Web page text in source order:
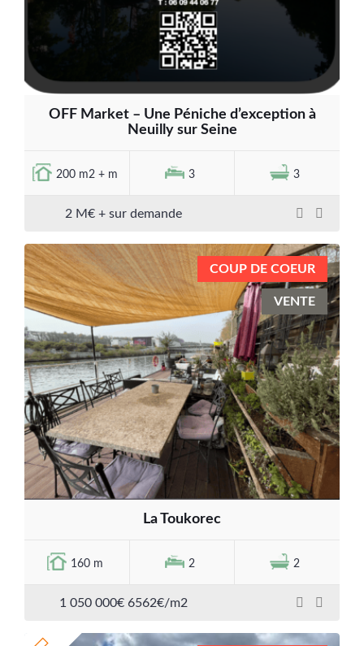
OFF Market – Une Péniche d’exception à
Neuilly sur Seine
200 m2 + m 3 3
2 M€ + sur demande
COUP DE COEUR
VENTE
La Toukorec
160 m 2 2
1 050 000€ 6562€/m2